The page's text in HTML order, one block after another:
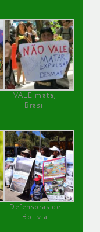
VALE mata,
Brasil
Defensoras de
Bolivia